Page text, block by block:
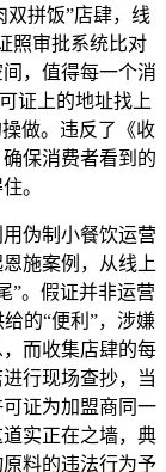
双拼饭”店肆，线
照审批系统比对
，值得每一个消
证上的地址找上
做。违反了《收
保消费者看到的
。
伪制小餐饮运营
施案例，从线上
”。假证并非运营
的“便利”，涉嫌
而收集店肆的每
行现场查抄，当
证为加盟商同一
实正在之墙，典
料的违法行为予